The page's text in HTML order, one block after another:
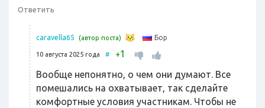
Ответить
caravella65 (автор поста) Бор
10 августа 2025 года # +1
Вообще непонятно, о чем они думают. Все
помешались на охватывает, так сделайте
комфортные условия участникам. Чтобы не